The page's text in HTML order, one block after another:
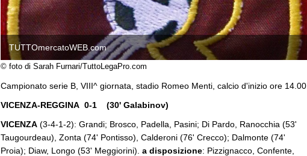
TUTTOmercatoWEB.com
© foto di Sarah Furnari/TuttoLegaPro.com
Campionato serie B, VIII^ giornata, stadio Romeo Menti, calcio d'inizio ore 14.00
VICENZA-REGGINA 0-1 (30' Galabinov)
VICENZA (3-4-1-2): Grandi; Brosco, Padella, Pasini; Di Pardo, Ranocchia (53'
Taugourdeau), Zonta (74' Pontisso), Calderoni (76' Crecco); Dalmonte (74'
Proia); Diaw, Longo (53' Meggiorini). a disposizione: Pizzignacco, Confente,